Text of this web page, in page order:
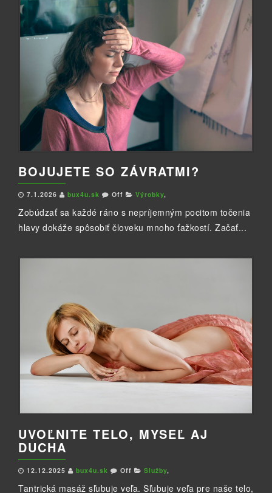
BOJUJETE SO ZÁVRATMI?
7.1.2026 bux4u.sk Off Výrobky,
Zobúdzať sa každé ráno s nepríjemným pocitom točenia
hlavy dokáže spôsobiť človeku mnoho ťažkostí. Začať...
UVOĽNITE TELO, MYSEĽ AJ
DUCHA
12.12.2025 bux4u.sk Off Služby,
Tantrická masáž sľubuje veľa. Sľubuje veľa pre naše telo,